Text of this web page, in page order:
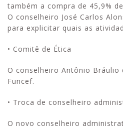
também a compra de 45,9%
O conselheiro José Carlos
para explicitar quais as
• Comitê de Ética
O conselheiro Antônio
Funcef.
• Troca de conselheiro
O novo conselheiro